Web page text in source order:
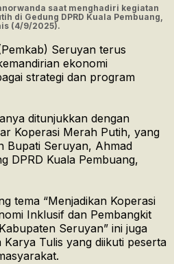
saat menghadiri kegiatan
di Gedung DPRD Kuala Pembuang,
(4/9/2025).
Seruyan terus
ekonomi
strategi dan program
ditunjukkan dengan
Koperasi Merah Putih, yang
Bupati Seruyan, Ahmad
DPRD Kuala Pembuang,
tema “Menjadikan Koperasi
Inklusif dan Pembangkit
Seruyan” ini juga
Tulis yang diikuti peserta